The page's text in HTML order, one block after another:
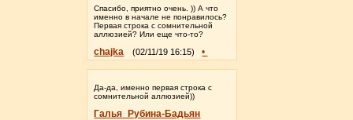
Спасибо, приятно очень. )) А что
именно в начале не понравилось?
Первая строка с сомнительной
аллюзией? Или еще что-то?
chajka (02/11/19 16:15) •
Да-да, именно первая строка с
сомнительной аллюзией))
Галья_Рубина-Бадьян